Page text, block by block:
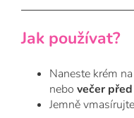
Jak používat?
Naneste krém
nebo večer
Jemně